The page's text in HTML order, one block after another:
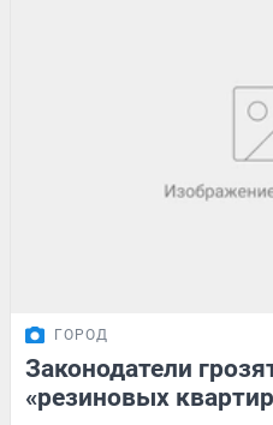
ГОРОД
Законодатели
«резиновых